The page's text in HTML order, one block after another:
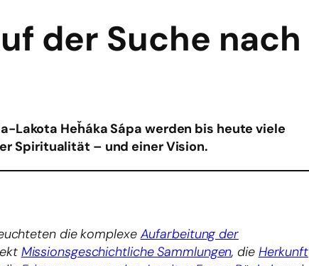
der Suche nach
Lakota Heȟáka Sápa werden bis heute viele
Spiritualität – und einer Vision.
die komplexe Aufarbeitung der
Missionsgeschichtliche Sammlungen, die Herkunft